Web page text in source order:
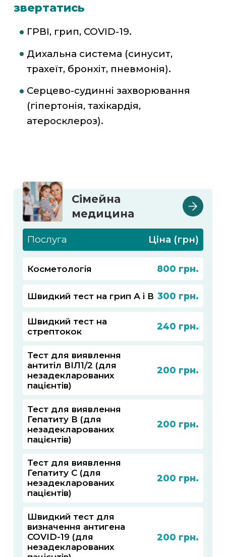
звертатись
ГРВІ, грип, COVID-19.
Дихальна система (синусит,
трахеїт, бронхіт, пневмонія).
Серцево-судинні захворювання
(гіпертонія, тахікардія,
атеросклероз).
Сімейна
медицина
Послуга Ціна (грн)
Косметологія 800
Швидкий тест на грип А і В 300
Швидкий тест на
стрептокок
240
Тест для виявлення
антитіл ВІЛ1/2 (для
незадекларованих
пацієнтів)
200
Тест для виявлення
Гепатиту В (для
незадекларованих
пацієнтів)
200
Тест для виявлення
Гепатиту С (для
незадекларованих
пацієнтів)
200
Швидкий тест для
визначення антигена
COVID-19 (для
незадекларованих
200